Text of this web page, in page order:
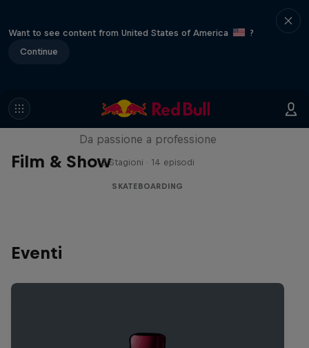
Want to see content from United States of America
?
Continue
Film & Show
Until 18 - Prima dei 18 anni
Da passione a professione
2 Stagioni · 14 episodi
SKATEBOARDING
Eventi